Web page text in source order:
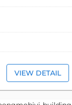
VIEW DETAIL